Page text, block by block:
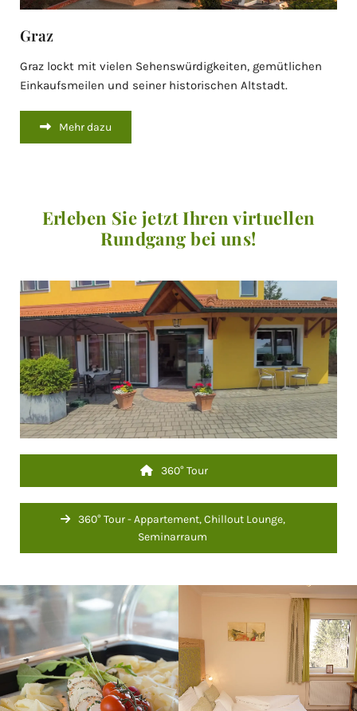
Graz
Graz lockt mit vielen Sehenswürdigkeiten, gemütlichen
Einkaufsmeilen und seiner historischen Altstadt.
Mehr dazu
Erleben Sie jetzt Ihren virtuellen
Rundgang bei uns!
360° Tour
360° Tour - Appartement, Chillout Lounge,
Seminarraum